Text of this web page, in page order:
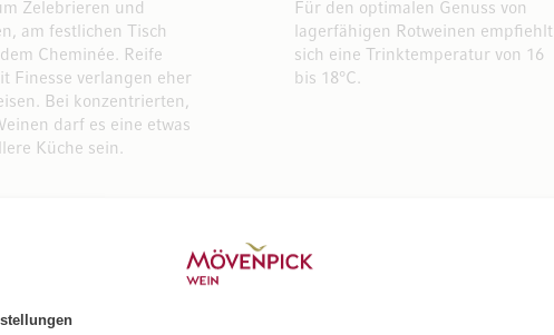
Zelebrieren und
am festlichen Tisch
Cheminée. Reife
Finesse verlangen eher
Bei konzentrierten,
darf es eine etwas
Küche sein.
Für den optimalen Genuss von
lagerfähigen Rotweinen empfiehlt
sich eine Trinktemperatur von 16
bis 18°C.